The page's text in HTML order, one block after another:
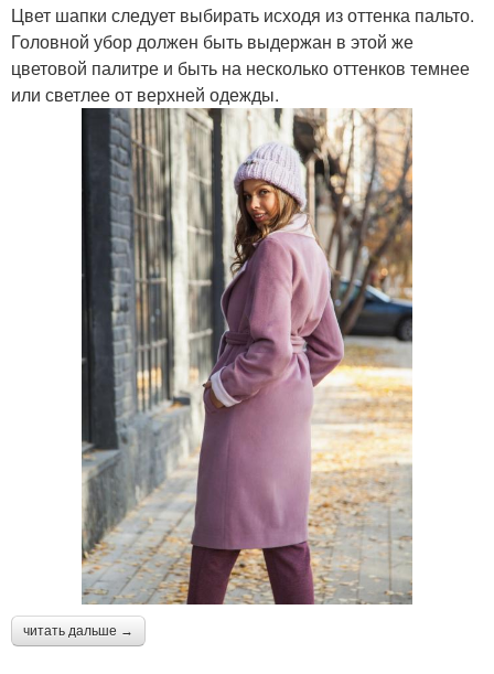
Цвет шапки следует выбирать исходя из оттенка пальто.
Головной убор должен быть выдержан в этой же
цветовой палитре и быть на несколько оттенков темнее
или светлее от верхней одежды.
читать дальше →